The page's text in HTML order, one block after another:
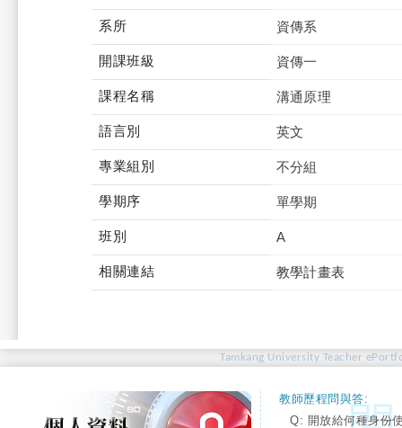
系所 資傳系
開課班級 資傳一
課程名稱 溝通原理
語言別 英文
專業組別 不分組
學期序 單學期
班別 A
相關連結 教學計畫表
Tamkang University Teacher
教師歷程問與答:
Q: 開放給何種身份